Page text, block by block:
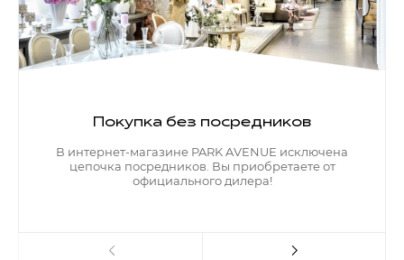
Покупка без посредников
В интернет-магазине PARK AVENUE исключена
цепочка посредников. Вы приобретаете от
официального дилера!